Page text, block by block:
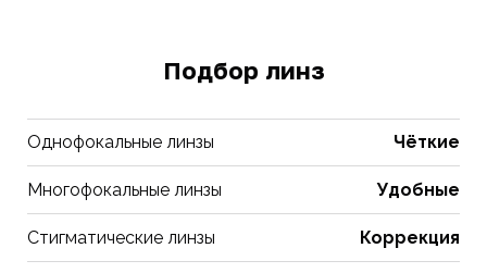
Подбор линз
Однофокальные линзы Чёткие
Многофокальные линзы Удобные
Стигматические линзы Коррекция